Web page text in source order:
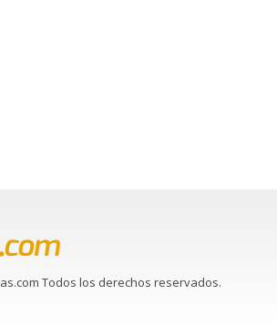
Todos los derechos reservados.